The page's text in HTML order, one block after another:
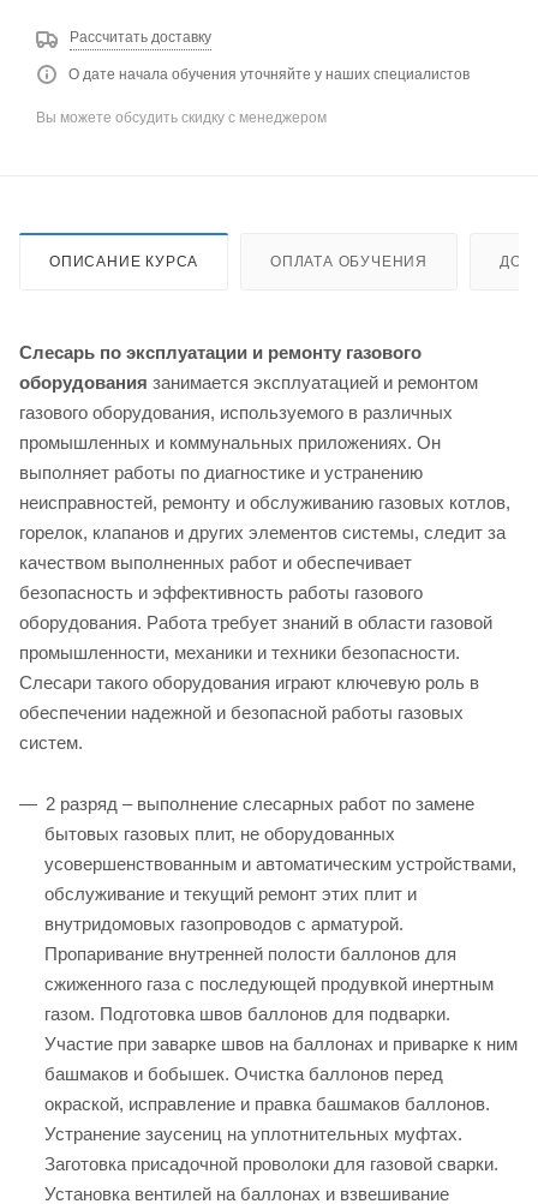
Рассчитать доставку
О дате начала обучения уточняйте у наших специалистов
Вы можете обсудить скидку с менеджером
ОПИСАНИЕ КУРСА ОПЛАТА ОБУЧЕНИЯ
Слесарь по эксплуатации и ремонту газового
оборудования занимается эксплуатацией и ремонтом
газового оборудования, используемого в различных
промышленных и коммунальных приложениях. Он
выполняет работы по диагностике и устранению
неисправностей, ремонту и обслуживанию газовых котлов,
горелок, клапанов и других элементов системы, следит за
качеством выполненных работ и обеспечивает
безопасность и эффективность работы газового
оборудования. Работа требует знаний в области газовой
промышленности, механики и техники безопасности.
Слесари такого оборудования играют ключевую роль в
обеспечении надежной и безопасной работы газовых
систем.
2 разряд – выполнение слесарных работ по замене
бытовых газовых плит, не оборудованных
усовершенствованным и автоматическим устройствами,
обслуживание и текущий ремонт этих плит и
внутридомовых газопроводов с арматурой.
Пропаривание внутренней полости баллонов для
сжиженного газа с последующей продувкой инертным
газом. Подготовка швов баллонов для подварки.
Участие при заварке швов на баллонах и приварке к ним
башмаков и бобышек. Очистка баллонов перед
окраской, исправление и правка башмаков баллонов.
Устранение заусениц на уплотнительных муфтах.
Заготовка присадочной проволоки для газовой сварки.
Установка вентилей на баллонах и взвешивание